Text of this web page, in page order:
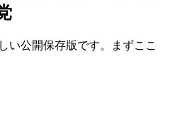
い公開保存版です。まずここ